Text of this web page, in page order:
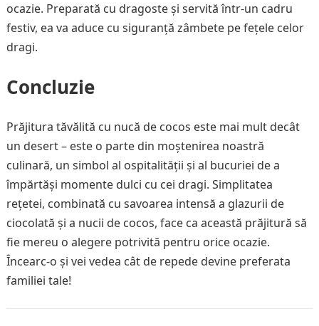
ocazie. Preparată cu dragoste și servită într-un cadru
festiv, ea va aduce cu siguranță zâmbete pe fețele celor
dragi.
Concluzie
Prăjitura tăvălită cu nucă de cocos este mai mult decât
un desert – este o parte din moștenirea noastră
culinară, un simbol al ospitalității și al bucuriei de a
împărtăși momente dulci cu cei dragi. Simplitatea
rețetei, combinată cu savoarea intensă a glazurii de
ciocolată și a nucii de cocos, face ca această prăjitură să
fie mereu o alegere potrivită pentru orice ocazie.
Încearc-o și vei vedea cât de repede devine preferata
familiei tale!